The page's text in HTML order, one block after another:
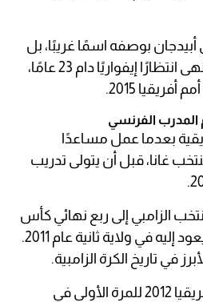
بوصفه اسمًا غريبًا، بل
يعود باعتباره الرجل الذي أنهى انتظارًا إيفواريًا دام 23 عامًا،
2015.
المدرب الفرنسي
بعدما عمل مساعدًا
غانا، قبل أن يتولى تدريب
الزامبي إلى ربع نهائي كأس
أمم أفريقيا 2010، قبل أن يعود إليه في ولاية ثانية عام 2011.
في تاريخ الكرة الزامبية.
وفازت زامبيا بكأس أمم أفريقيا 2012 للمرة الأولى في